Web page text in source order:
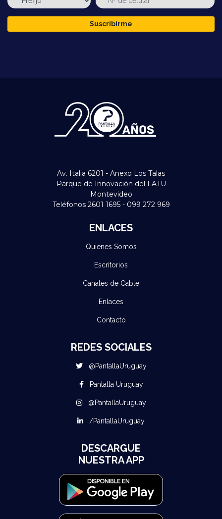
Suscribirme
Av. Italia 6201 - Anexo Los Talas
Parque de Innovación del LATU
Montevideo
Teléfonos 2601 1695 - 099 272 969
ENLACES
Quienes Somos
Escritorios
Canales de Cable
Enlaces
Contacto
REDES SOCIALES
@PantallaUruguay
Pantalla Uruguay
@PantallaUruguay
/PantallaUruguay
DESCARGUE
NUESTRA APP